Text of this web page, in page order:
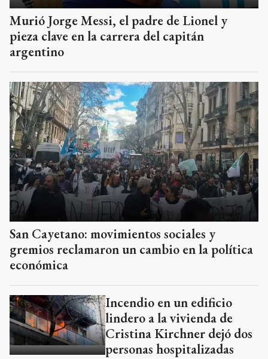
Murió Jorge Messi, el padre de Lionel y
pieza clave en la carrera del capitán
argentino
San Cayetano: movimientos sociales y
gremios reclamaron un cambio en la política
económica
Incendio en un edificio
lindero a la vivienda de
Cristina Kirchner dejó dos
personas hospitalizadas